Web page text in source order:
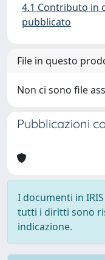
4.1 Contributo in
pubblicato
File in questo
Non ci sono file
Pubblicazioni
I documenti in
tutti i diritti sono
indicazione.